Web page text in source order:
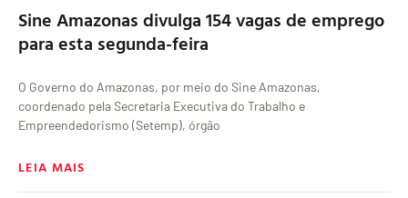
Sine Amazonas divulga 154 vagas de emprego
para esta segunda-feira
O Governo do Amazonas, por meio do Sine Amazonas,
coordenado pela Secretaria Executiva do Trabalho e
Empreendedorismo (Setemp), órgão
LEIA MAIS